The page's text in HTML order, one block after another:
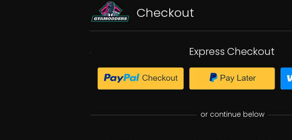
Checkout
Express Checkout
or continue below